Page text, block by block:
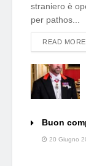
straniero è
per pathos...
READ MORE
Buon
20 Giugno